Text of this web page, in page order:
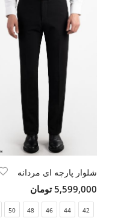
شلوار پارچه ای مردانه
5,599,000 تومان
42
44
46
48
50